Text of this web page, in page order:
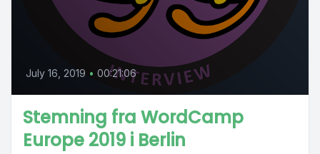
July 16, 2019 • 00:21:06
Stemning fra WordCamp
Europe 2019 i Berlin